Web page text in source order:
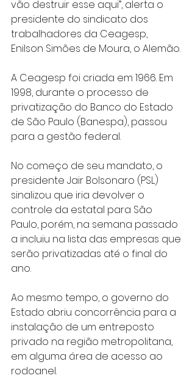
vão destruir esse aqui”, alerta o
presidente do sindicato dos
trabalhadores da Ceagesp,
Enilson Simões de Moura, o Alemão.
A Ceagesp foi criada em 1966. Em
1998, durante o processo de
privatização do Banco do Estado
de São Paulo (Banespa), passou
para a gestão federal.
No começo de seu mandato, o
presidente Jair Bolsonaro (PSL)
sinalizou que iria devolver o
controle da estatal para São
Paulo, porém, na semana passado
a incluiu na lista das empresas que
serão privatizadas até o final do
ano.
Ao mesmo tempo, o governo do
Estado abriu concorrência para a
instalação de um entreposto
privado na região metropolitana,
em alguma área de acesso ao
rodoanel.